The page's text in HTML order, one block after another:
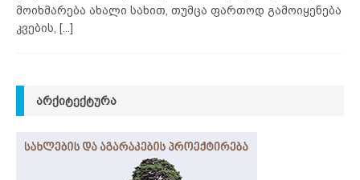
მოიხმარება ახალი სახით, თუმცა ფართოდ გამოიყენება
კვების,
[...]
ᲐᲠᲥᲘᲢᲔᲥᲢᲣᲠᲐ